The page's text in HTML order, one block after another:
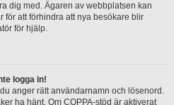
dig med. Ägaren av webbplatsen kan
för att förhindra att nya besökare blir
för hjälp.
logga in!
anger rätt användarnamn och lösenord.
ha hänt. Om COPPA-stöd är aktiverat